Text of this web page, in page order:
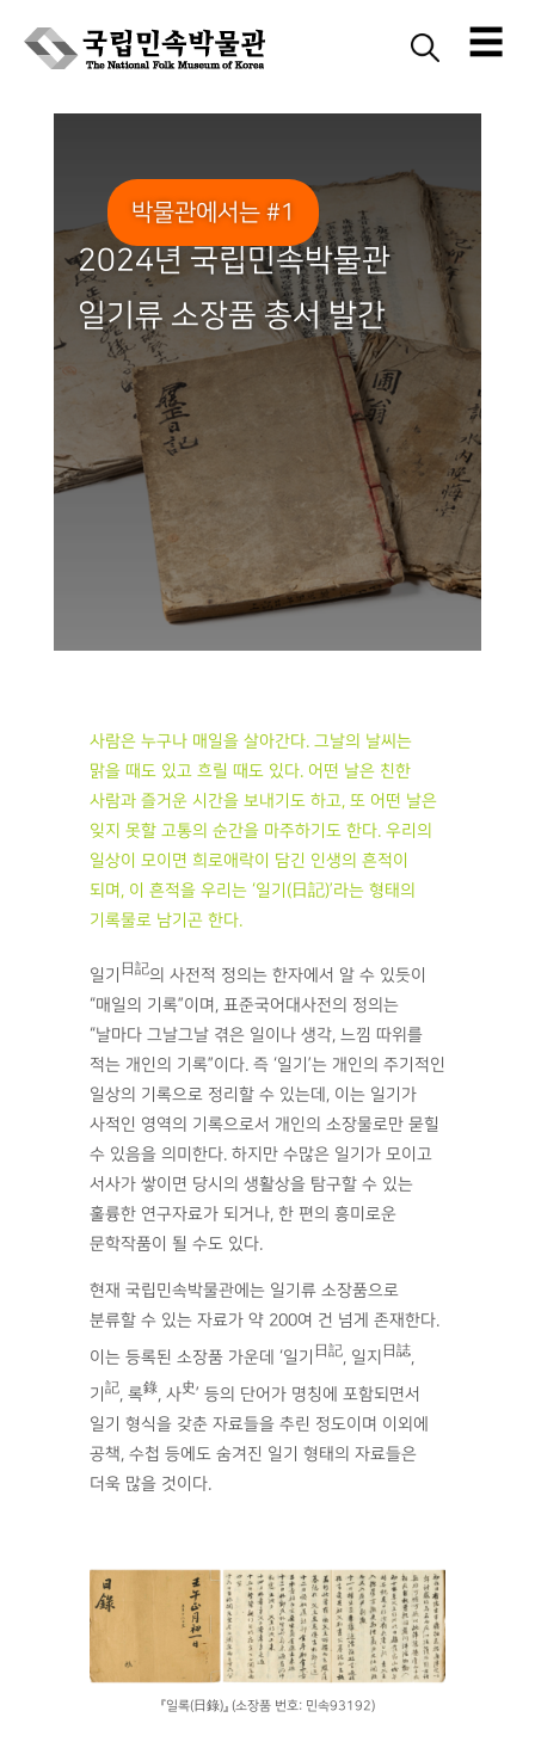
☰
Skip
박물관에서는 #1
2024년 국립민속박물관
일기류 소장품 총서 발간
사람은 누구나 매일을 살아간다. 그날의 날씨는
맑을 때도 있고 흐릴 때도 있다. 어떤 날은 친한
사람과 즐거운 시간을 보내기도 하고, 또 어떤 날은
잊지 못할 고통의 순간을 마주하기도 한다. 우리의
일상이 모이면 희로애락이 담긴 인생의 흔적이
되며, 이 흔적을 우리는 ‘일기(日記)’라는 형태의
기록물로 남기곤 한다.
일기 日記의 사전적 정의는 한자에서 알 수 있듯이
“매일의 기록”이며, 표준국어대사전의 정의는
“날마다 그날그날 겪은 일이나 생각, 느낌 따위를
적는 개인의 기록”이다. 즉 ‘일기’는 개인의 주기적인
일상의 기록으로 정리할 수 있는데, 이는 일기가
사적인 영역의 기록으로서 개인의 소장물로만 묻힐
수 있음을 의미한다. 하지만 수많은 일기가 모이고
서사가 쌓이면 당시의 생활상을 탐구할 수 있는
훌륭한 연구자료가 되거나, 한 편의 흥미로운
문학작품이 될 수도 있다.
현재 국립민속박물관에는 일기류 소장품으로
분류할 수 있는 자료가 약 200여 건 넘게 존재한다.
이는 등록된 소장품 가운데 ‘일기
日記, 일지 日誌,
기 記, 록錄, 사史’ 등의 단어가 명칭에 포함되면서
일기 형식을 갖춘 자료들을 추린 정도이며 이외에
공책, 수첩 등에도 숨겨진 일기 형태의 자료들은
더욱 많을 것이다.
『일록(日錄)』 (소장품 번호: 민속93192)